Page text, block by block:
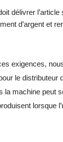
délivrer
d’argent et
exigences,
le distributeur
la machine peut
lorsque